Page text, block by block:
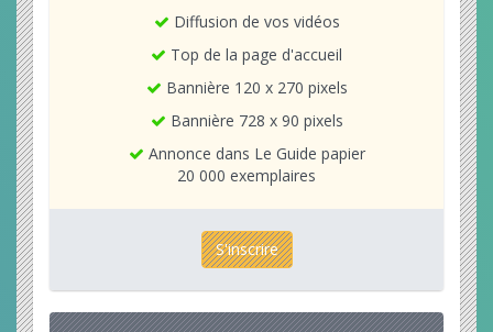
Diffusion de vos vidéos
Top de la page d'accueil
Bannière 120 x 270 pixels
Bannière 728 x 90 pixels
Annonce dans Le Guide papier
20 000 exemplaires
S'inscrire